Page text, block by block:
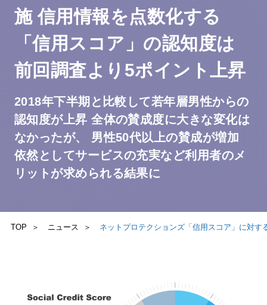
採用情報
ブログ
IR（投資家情報）
お問い合わせ
施 信用情報を点数化する
「信用スコア」の認知度は
前回調査より5ポイント上昇
2018年下半期と比較して若年層男性からの
認知度が上昇 全体の賛成度に大きな変化は
なかったが、 男性50代以上の賛成が増加
依然としてサービスの充実など利用者のメ
リットが求められる結果に
TOP ニュース ネットプロテクションズ「信用スコア」に対